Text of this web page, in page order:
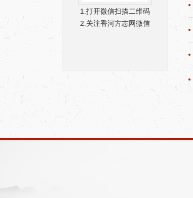
1.打开微信扫描二维码
2.关注香河方志网微信